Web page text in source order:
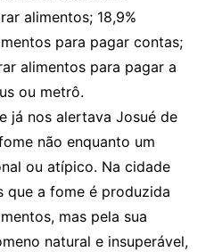
alimentos; 18,9%
para pagar contas;
alimentos para pagar a
ou metrô.
já nos alertava Josué de
não enquanto um
ou atípico. Na cidade
que a fome é produzida
mas pela sua
natural e insuperável,